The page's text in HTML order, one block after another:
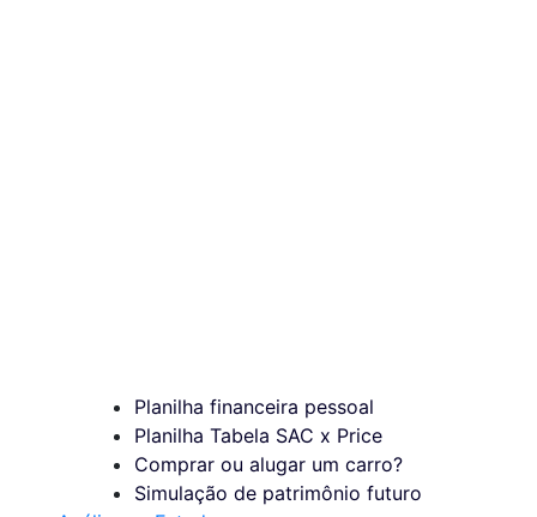
Planilha financeira pessoal
Planilha Tabela SAC x Price
Comprar ou alugar um carro?
Simulação de patrimônio futuro